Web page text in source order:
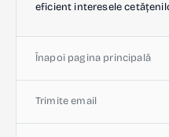
eficient interesele
Înapoi pagina principală
Trimite email